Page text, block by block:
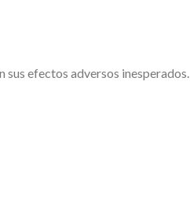
sus efectos adversos